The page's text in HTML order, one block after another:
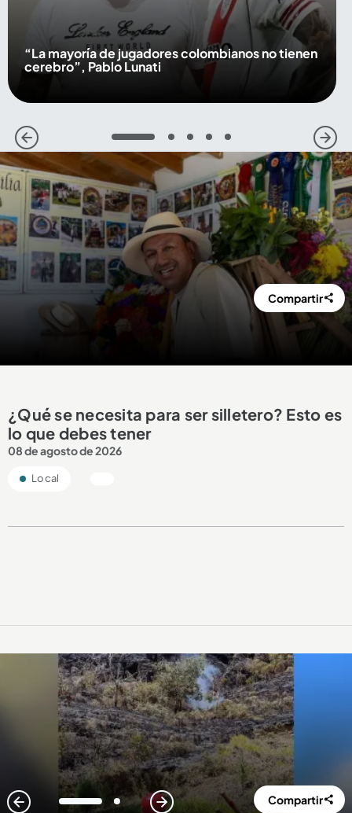
“La mayoría de jugadores colombianos no tienen
cerebro”, Pablo Lunati
1 2 3 4 5
Compartir
¿Qué se necesita para ser silletero? Esto es
lo que debes tener
08 de agosto de 2026
Local
1 2 Compartir